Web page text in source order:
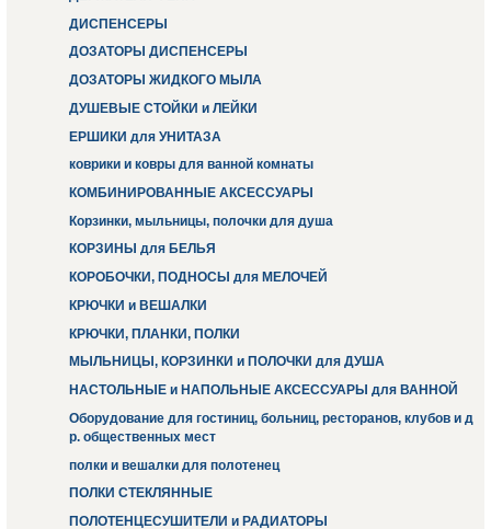
ДИСПЕНСЕРЫ
ДОЗАТОРЫ ДИСПЕНСЕРЫ
ДОЗАТОРЫ ЖИДКОГО МЫЛА
ДУШЕВЫЕ СТОЙКИ и ЛЕЙКИ
ЕРШИКИ для УНИТАЗА
коврики и ковры для ванной комнаты
КОМБИНИРОВАННЫЕ АКСЕССУАРЫ
Корзинки, мыльницы, полочки для душа
КОРЗИНЫ для БЕЛЬЯ
КОРОБОЧКИ, ПОДНОСЫ для МЕЛОЧЕЙ
КРЮЧКИ и ВЕШАЛКИ
КРЮЧКИ, ПЛАНКИ, ПОЛКИ
МЫЛЬНИЦЫ, КОРЗИНКИ и ПОЛОЧКИ для ДУША
НАСТОЛЬНЫЕ и НАПОЛЬНЫЕ АКСЕССУАРЫ для ВАННОЙ
Оборудование для гостиниц, больниц, ресторанов, клубов и д
р. общественных мест
полки и вешалки для полотенец
ПОЛКИ СТЕКЛЯННЫЕ
ПОЛОТЕНЦЕСУШИТЕЛИ и РАДИАТОРЫ